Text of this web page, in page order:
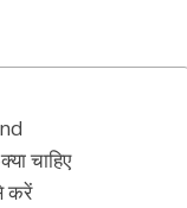
चाहिए
करें